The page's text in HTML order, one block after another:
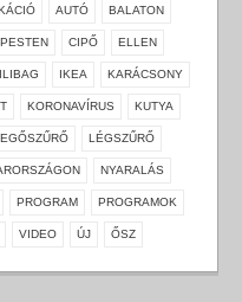
AUTÓ BALATON
CIPŐ ELLEN
IKEA KARÁCSONY
KORONAVÍRUS KUTYA
LÉGSZŰRŐ
NYARALÁS
PROGRAM PROGRAMOK
VIDEO ÚJ ŐSZ